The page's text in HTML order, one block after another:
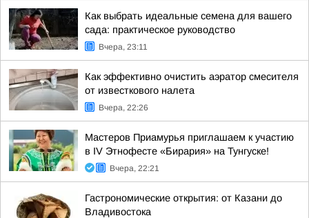
Как выбрать идеальные семена для вашего
сада: практическое руководство
Вчера, 23:11
Как эффективно очистить аэратор смесителя
от известкового налета
Вчера, 22:26
Мастеров Приамурья приглашаем к участию
в IV Этнофесте «Бирария» на Тунгуске!
Вчера, 22:21
Гастрономические открытия: от Казани до
Владивостока